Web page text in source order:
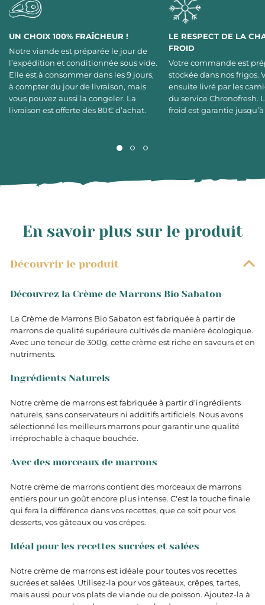
UN CHOIX 100% FRAÎCHEUR !
Notre viande est préparée le jour de
l’expédition et conditionnée sous vide.
Elle est à consommer dans les 9 jours,
à compter du jour de livraison, mais
vous pouvez aussi la congeler. La
livraison est offerte dès 80€ d’achat.
LE RESPECT DE LA
FROID
Votre commande est
stockée dans nos frigos.
ensuite livré par les
du service Chronofresh.
froid est garantie
En savoir plus sur le produit
Découvrir le produit
Découvrez la Crème de Marrons Bio Sabaton
La Crème de Marrons Bio Sabaton est fabriquée à partir de
marrons de qualité supérieure cultivés de manière écologique.
Avec une teneur de 300g, cette crème est riche en saveurs et en
nutriments.
Ingrédients Naturels
Notre crème de marrons est fabriquée à partir d'ingrédients
naturels, sans conservateurs ni additifs artificiels. Nous avons
sélectionné les meilleurs marrons pour garantir une qualité
irréprochable à chaque bouchée.
Avec des morceaux de marrons
Notre crème de marrons contient des morceaux de marrons
entiers pour un goût encore plus intense. C'est la touche finale
qui fera la différence dans vos recettes, que ce soit pour vos
desserts, vos gâteaux ou vos crêpes.
Idéal pour les recettes sucrées et salées
Notre crème de marrons est idéale pour toutes vos recettes
sucrées et salées. Utilisez-la pour vos gâteaux, crêpes, tartes,
mais aussi pour vos plats de viande ou de poisson. Ajoutez-la à